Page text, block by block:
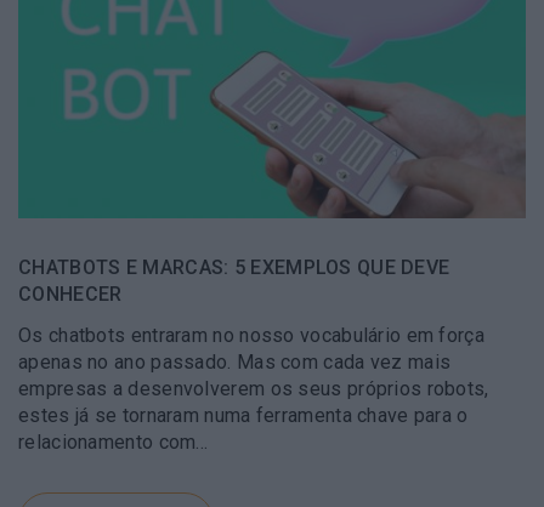
CHATBOTS E MARCAS: 5 EXEMPLOS QUE DEVE
CONHECER
Os chatbots entraram no nosso vocabulário em força
apenas no ano passado. Mas com cada vez mais
empresas a desenvolverem os seus próprios robots,
estes já se tornaram numa ferramenta chave para o
relacionamento com…